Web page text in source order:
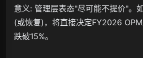
意义: 管理层表态"尽可能不提价"。
(或恢复)，将直接决定FY2026
跌破15%。